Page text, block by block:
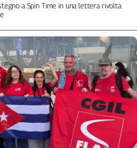
a Spin Time in una lettera rivolta